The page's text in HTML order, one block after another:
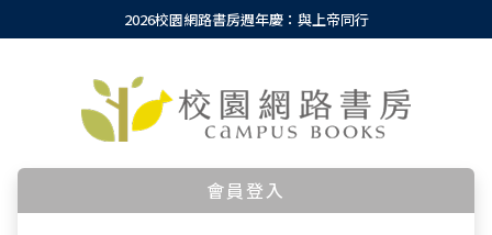
2026校園網路書房週年慶：與上帝同行
會員登入